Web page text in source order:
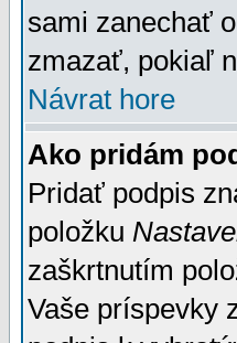
sami zanechať
zmazať, pokiaľ
Návrat hore
Ako pridám
Pridať podpis
položku
zaškrtnutím
Vaše príspevky